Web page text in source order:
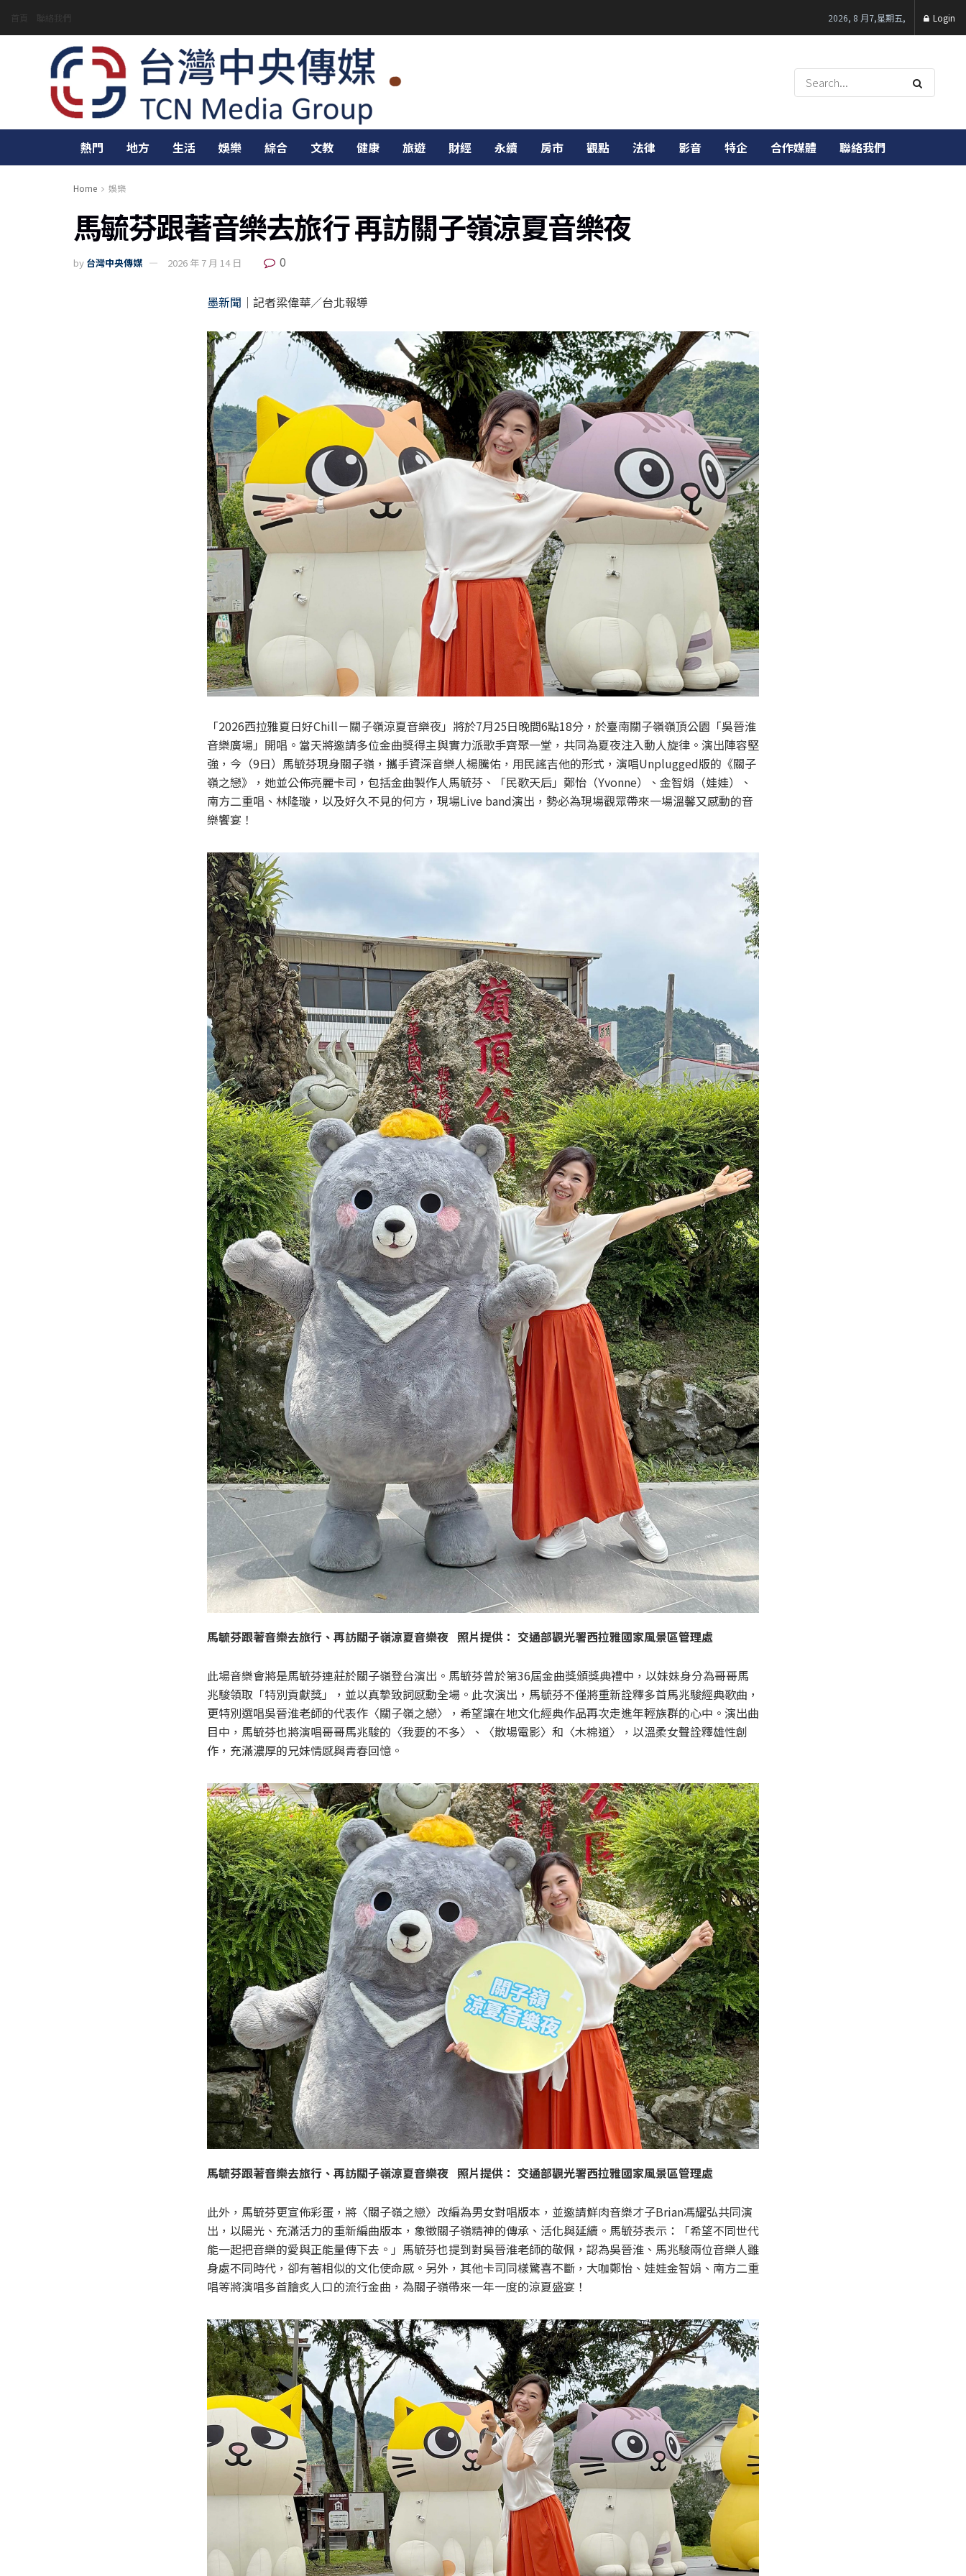
首頁 2026, 8 月7,星期五, Login
熱門 地方 生活 娛樂 綜合 文教 健康 旅遊 財經 永續 房市 觀點 法律 影音 特企 合作媒體 聯絡我們
Home 娛樂
馬毓芬跟著音樂去旅行 再訪關子嶺涼夏音樂夜
by 台灣中央傳媒 2026 年 7 月 14 日 0
墨新聞 ｜記者梁偉華／台北報導
「2026西拉雅夏日好Chill－關子嶺涼夏音樂夜」將於7月25日晚間6點18分，於臺南關子嶺嶺頂公園「吳晉淮
音樂廣場」開唱。當天將邀請多位金曲獎得主與實力派歌手齊聚一堂，共同為夏夜注入動人旋律。演出陣容堅
強，今（9日）馬毓芬現身關子嶺，攜手資深音樂人楊騰佑，用民謠吉他的形式，演唱Unplugged版的《關子
嶺之戀》，她並公佈亮麗卡司，包括金曲製作人馬毓芬、「民歌天后」鄭怡（Yvonne）、金智娟（娃娃）、
南方二重唱、林隆璇，以及好久不見的何方，現場Live band演出，勢必為現場觀眾帶來一場溫馨又感動的音
樂饗宴！
馬毓芬跟著音樂去旅行、再訪關子嶺涼夏音樂夜 照片提供： 交通部觀光署西拉雅國家風景區管理處
此場音樂會將是馬毓芬連莊於關子嶺登台演出。馬毓芬曾於第36屆金曲獎頒獎典禮中，以妹妹身分為哥哥馬
兆駿領取「特別貢獻獎」，並以真摯致詞感動全場。此次演出，馬毓芬不僅將重新詮釋多首馬兆駿經典歌曲，
更特別選唱吳晉淮老師的代表作〈關子嶺之戀〉，希望讓在地文化經典作品再次走進年輕族群的心中。演出曲
目中，馬毓芬也將演唱哥哥馬兆駿的〈我要的不多〉、〈散場電影〉和〈木棉道〉，以溫柔女聲詮釋雄性創
作，充滿濃厚的兄妹情感與青春回憶。
馬毓芬跟著音樂去旅行、再訪關子嶺涼夏音樂夜 照片提供： 交通部觀光署西拉雅國家風景區管理處
此外，馬毓芬更宣佈彩蛋，將〈關子嶺之戀〉改編為男女對唱版本，並邀請鮮肉音樂才子Brian馮耀弘共同演
出，以陽光、充滿活力的重新編曲版本，象徵關子嶺精神的傳承、活化與延續。馬毓芬表示：「希望不同世代
能一起把音樂的愛與正能量傳下去。」馬毓芬也提到對吳晉淮老師的敬佩，認為吳晉淮、馬兆駿兩位音樂人雖
身處不同時代，卻有著相似的文化使命感。另外，其他卡司同樣驚喜不斷，大咖鄭怡、娃娃金智娟、南方二重
唱等將演唱多首膾炙人口的流行金曲，為關子嶺帶來一年一度的涼夏盛宴！